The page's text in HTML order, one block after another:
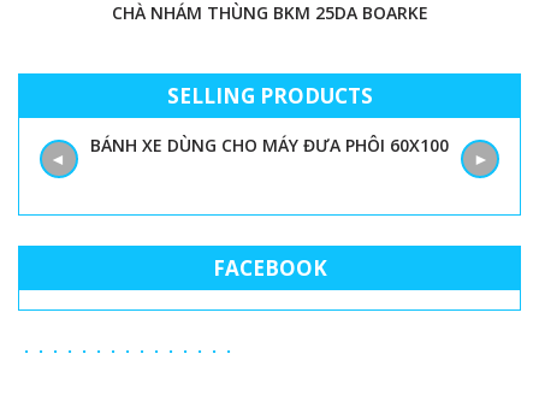
CHÀ NHÁM THÙNG BKM 25DA BOARKE
SELLING PRODUCTS
BÁNH XE DÙNG CHO MÁY ĐƯA PHÔI 60X100
◄ ►
FACEBOOK